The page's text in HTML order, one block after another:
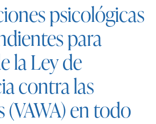
psicológicas
para
la Ley de
contra las
(VAWA) en todo